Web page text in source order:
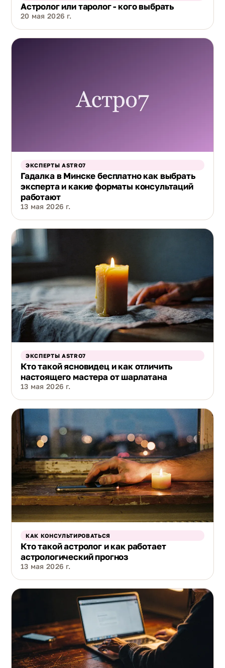
Астролог или таролог - кого выбрать
20 мая 2026 г.
ЭКСПЕРТЫ ASTRO7
Гадалка в Минске бесплатно как выбрать
эксперта и какие форматы консультаций
работают
13 мая 2026 г.
ЭКСПЕРТЫ ASTRO7
Кто такой ясновидец и как отличить
настоящего мастера от шарлатана
13 мая 2026 г.
КАК КОНСУЛЬТИРОВАТЬСЯ
Кто такой астролог и как работает
астрологический прогноз
13 мая 2026 г.